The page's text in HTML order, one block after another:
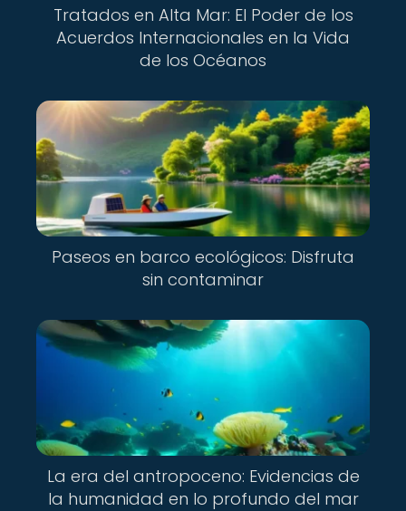
Tratados en Alta Mar: El Poder de los
Acuerdos Internacionales en la Vida
de los Océanos
Paseos en barco ecológicos: Disfruta
sin contaminar
La era del antropoceno: Evidencias de
la humanidad en lo profundo del mar